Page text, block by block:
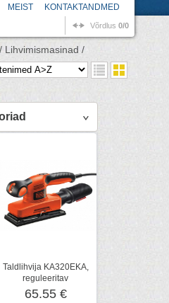
MEIST KONTAKTANDMED
Võrdlus 0/0
Lihvimismasinad /
Taldlihvija KA320EKA,
reguleeritav
65.55 €